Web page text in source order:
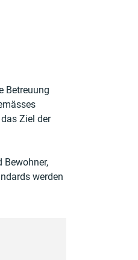
Betreuung
Ziel der
Bewohner,
werden